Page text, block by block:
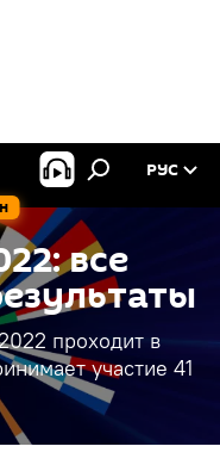
РУС
все
проходит в
участие 41